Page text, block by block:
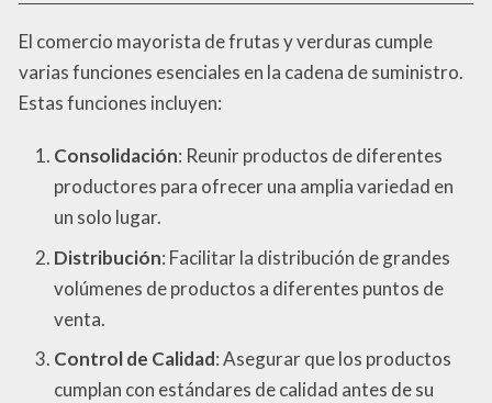
El comercio mayorista de frutas y verduras cumple
varias funciones esenciales en la cadena de suministro.
Estas funciones incluyen:
Consolidación: Reunir productos de diferentes
productores para ofrecer una amplia variedad en
un solo lugar.
Distribución: Facilitar la distribución de grandes
volúmenes de productos a diferentes puntos de
venta.
Control de Calidad: Asegurar que los productos
cumplan con estándares de calidad antes de su